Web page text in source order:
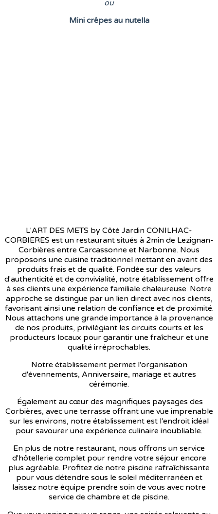
ou
Mini crêpes au nutella
L'ART DES METS by Côté Jardin CONILHAC-
CORBIERES est un restaurant situés à 2min de Lezignan-
Corbières entre Carcassonne et Narbonne. Nous
proposons une cuisine traditionnel mettant en avant des
produits frais et de qualité. Fondée sur des valeurs
d'authenticité et de convivialité, notre établissement offre
à ses clients une expérience familiale chaleureuse. Notre
approche se distingue par un lien direct avec nos clients,
favorisant ainsi une relation de confiance et de proximité.
Nous attachons une grande importance à la provenance
de nos produits, privilégiant les circuits courts et les
producteurs locaux pour garantir une fraîcheur et une
qualité irréprochables.
Notre établissement permet l'organisation
d'évennements, Anniversaire, mariage et autres
cérémonie.
Également au cœur des magnifiques paysages des
Corbières, avec une terrasse offrant une vue imprenable
sur les environs, notre établissement est l'endroit idéal
pour savourer une expérience culinaire inoubliable.
En plus de notre restaurant, nous offrons un service
d'hôtellerie complet pour rendre votre séjour encore
plus agréable. Profitez de notre piscine rafraîchissante
pour vous détendre sous le soleil méditerranéen et
laissez notre équipe prendre soin de vous avec notre
service de chambre et de piscine.